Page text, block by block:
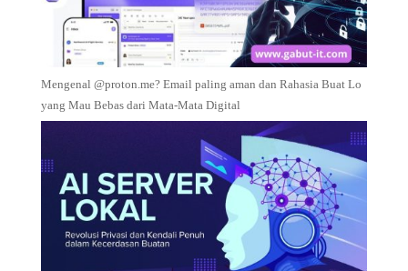
Mengenal @proton.me? Email paling aman dan Rahasia Buat Lo
yang Mau Bebas dari Mata-Mata Digital